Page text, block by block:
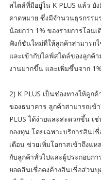
สไตล์ที่มีอยู่ใน K PLUS แล้ว
คาดหมาย ซึ่งมีจำนวนธุรกรรม
น้อยกว่า 1% ของรายการโอน
ฟังก์ชันใหม่ที่ให้ลูกค้าสามารถ
และเข้ากับไลฟ์สไตล์ของลูกค้
งานมากขึ้น และเพิ่มขึ้นจาก
2) K PLUS เป็นช่องทางให้ลู
ของธนาคาร ลูกค้าสามารถเข้
PLUS ได้ง่ายและสะดวกขึ้น เ
กองทุน โดยเฉพาะบริการสินเ
เดือน ช่วยเพิ่มโอกาสเข้าถึงแ
กับลูกค้าทั่วไปและผู้ประกอบก
ยอดสินเชื่อคงค้างสินเชื่อส่วน